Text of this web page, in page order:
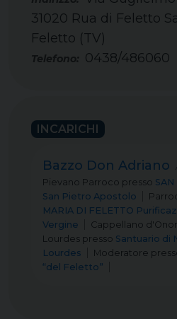
Telefono: 0438/486060
31020 Rua di Feletto
Feletto (TV)
INCARICHI
Bazzo Don Adriano
Pievano Parroco presso
San Pietro Apostolo
MARIA DI FELETTO
Vergine
Cappellano
Lourdes presso Santuario di
Lourdes
Moderatore
“del Feletto”